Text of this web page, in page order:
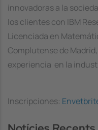
innovadoras a la
los clientes con IBM
Licenciada en
Complutense de
experiencia en la
Inscripciones: